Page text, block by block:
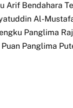
Arif Bendahara
Al-
Panglima
Panglima